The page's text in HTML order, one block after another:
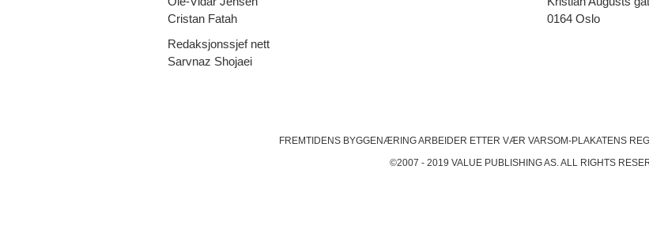
Cristan Fatah
Redaksjonssjef nett
Sarvnaz Shojaei
0164 Oslo
FREMTIDENS BYGGENÆRING ARBEIDER ETTER VÆR VARSOM-PLAKATENS
©2007 - 2019 VALUE PUBLISHING AS. ALL RIGHTS